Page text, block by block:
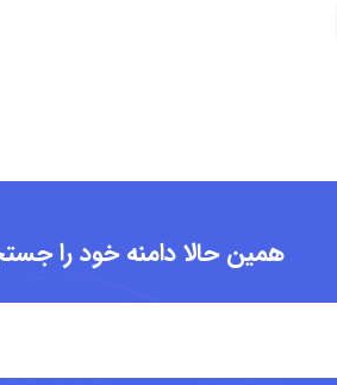
همین حالا دامنه خود را